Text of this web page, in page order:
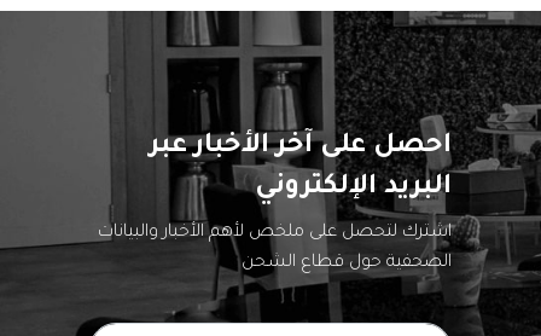
احصل على آخر الأخبار عبر
البريد الإلكتروني
اشترك لتحصل على ملخص لأهم الأخبار والبيانات
الصحفية حول قطاع الشحن